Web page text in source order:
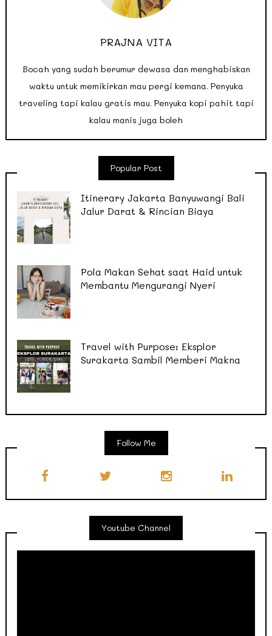
PRAJNA VITA
Bocah yang sudah berumur dewasa dan menghabiskan
waktu untuk memikirkan mau pergi kemana. Penyuka
traveling tapi kalau gratis mau. Penyuka kopi pahit tapi
kalau manis juga boleh
Popular Post
Itinerary Jakarta Banyuwangi Bali
Jalur Darat & Rincian Biaya
Pola Makan Sehat saat Haid untuk
Membantu Mengurangi Nyeri
Travel with Purpose: Eksplor
Surakarta Sambil Memberi Makna
Follow Me
Youtube Channel